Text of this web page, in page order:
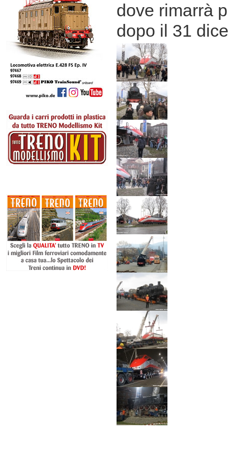
dove rimarrà
dopo il 31